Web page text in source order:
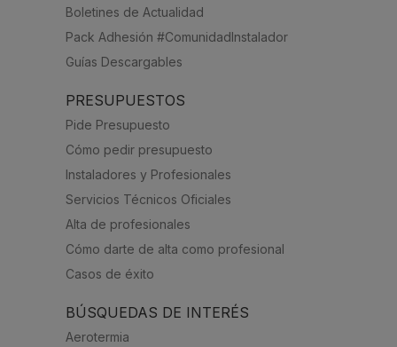
Boletines de Actualidad
Pack Adhesión #ComunidadInstalador
Guías Descargables
PRESUPUESTOS
Pide Presupuesto
Cómo pedir presupuesto
Instaladores y Profesionales
Servicios Técnicos Oficiales
Alta de profesionales
Cómo darte de alta como profesional
Casos de éxito
BÚSQUEDAS DE INTERÉS
Aerotermia